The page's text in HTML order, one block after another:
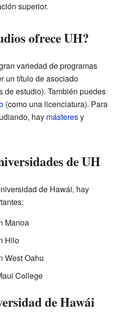
superior.
ofrece UH?
variedad de programas
un título de asociado
de estudio). También puedes
(como una licenciatura). Para
hay másteresy
de UH
de Hawái, hay
Manoa
Hilo
West Oahu
College
de Hawái